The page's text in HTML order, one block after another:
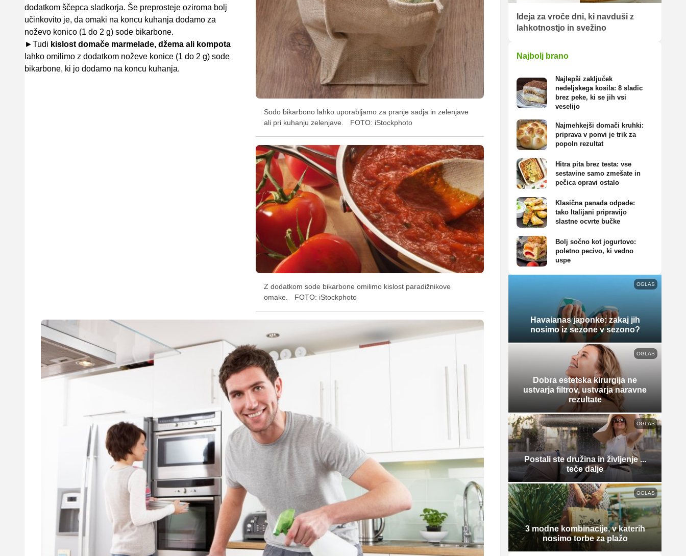
Sodo bikarbono lahko uporabljamo za pranje sadja in zelenjave
ali pri kuhanju zelenjave.
FOTO: iStockphoto
Z dodatkom sode bikarbone omilimo kislost paradižnikove
omake.
FOTO: iStockphoto
dodatkom ščepca sladkorja. Še preprosteje oziroma bolj
učinkovito je, da omaki na koncu kuhanja dodamo za
noževo konico (1 do 2 g) sode bikarbone.
►Tudi kislost domače marmelade, džema ali kompota
lahko omilimo z dodatkom noževe konice (1 do 2 g) sode
bikarbone, ki jo dodamo na koncu kuhanja.
Ideja za vroče dni, ki navduši z
lahkotnostjo in svežino
Najbolj brano
Najlepši zaključek
nedeljskega kosila: 8 sladic
brez peke, ki se jih vsi
veselijo
Najmehkejši domači kruhki:
priprava v ponvi je trik za
popoln rezultat
Hitra pita brez testa: vse
sestavine samo zmešate in
pečica opravi ostalo
Klasična panada odpade:
tako Italijani pripravijo
slastne ocvrte bučke
Bolj sočno kot jogurtovo:
poletno pecivo, ki vedno
uspe
OGLAS
Havaianas japonke: zakaj jih
nosimo iz sezone v sezono?
OGLAS
Dobra estetska kirurgija ne
ustvarja filtrov, ustvarja naravne
rezultate
OGLAS
Postali ste družina in življenje ...
teče dalje
OGLAS
3 modne kombinacije, v katerih
nosimo torbe za plažo